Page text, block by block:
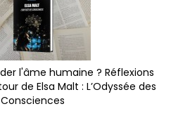
l'âme humaine ? Réflexions
de Elsa Malt : L’Odyssée des
Consciences